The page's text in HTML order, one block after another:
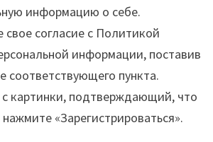
информацию о себе.
согласие с Политикой
информации, поставив
соответствующего пункта.
картинки, подтверждающий, что
«Зарегистрироваться».